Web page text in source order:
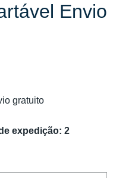
Envio
gratuito
expedição: 2